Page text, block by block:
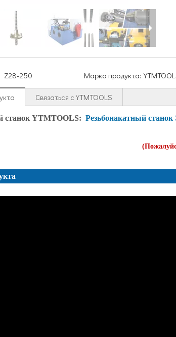
Z28-250 Марка продукта:
Связаться с YTMTOOLS
станок YTMTOOLS: Резьбонакатный станок